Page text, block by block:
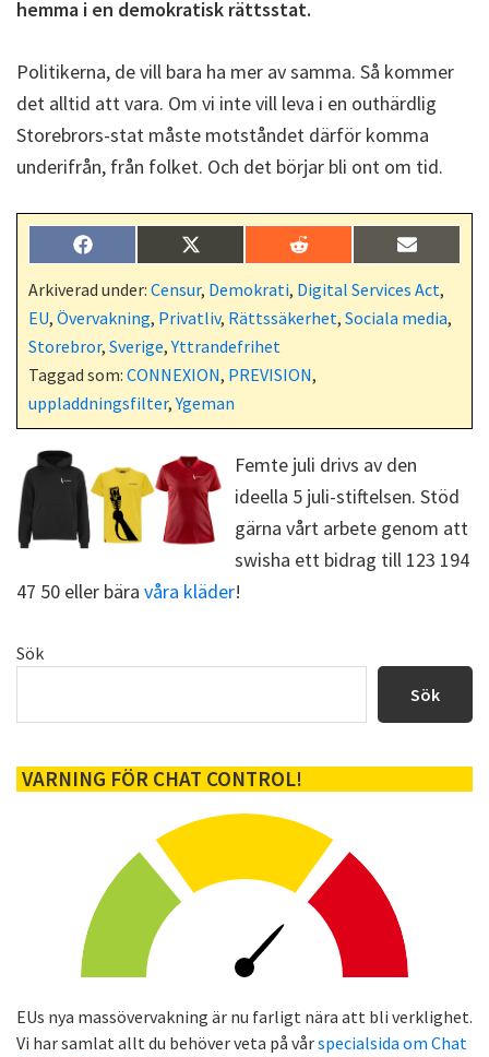
hemma i en demokratisk rättsstat.
Politikerna, de vill bara ha mer av samma. Så kommer
det alltid att vara. Om vi inte vill leva i en outhärdlig
Storebrors-stat måste motståndet därför komma
underifrån, från folket. Och det börjar bli ont om tid.
Dela
på
F
a
c
b
o
o
k
Dela
på
X
(
T
w
i
t
t
e
)
Dela
på
R
e
d
d
i
Dela
på
E
-
p
s
Arkiverad under: Censur, Demokrati, Digital Services Act,
EU, Övervakning, Privatliv, Rättssäkerhet, Sociala media,
Storebror, Sverige,Yttrandefrihet
Taggad som: CONNEXION, PREVISION,
uppladdningsfilter,Ygeman
Femte juli drivs av den
ideella 5 juli-stiftelsen. Stöd
gärna vårt arbete genom att
swisha ett bidrag till 123 194
47 50 eller bära våra kläder!
Primärt
Sök
Sök
VARNING FÖR CHAT CONTROL!
EUs nya massövervakning är nu farligt nära att bli verklighet.
Vi har samlat allt du behöver veta på vårspecialsida om Chat